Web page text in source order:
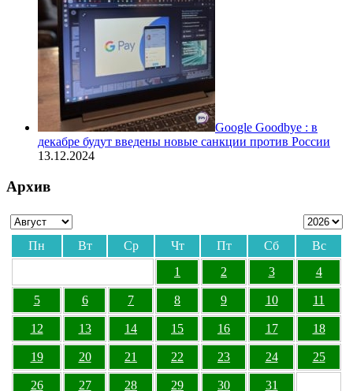
Google Goodbye : в
декабре будут введены новые санкции против России
13.12.2024
Архив
Пн Вт Ср Чт Пт Сб
Вс
1
2 3 4
5 6 7 8 9 10 11
12 13 14 15 16 17 18
19 20 21 22 23 24 25
26 27 28 29 30 31